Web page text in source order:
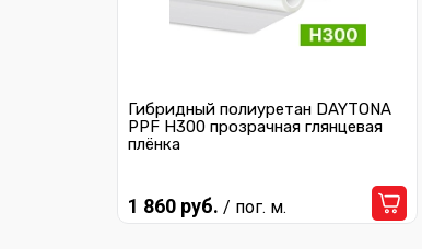
Гибридный полиуретан DAYTONA
PPF H300 прозрачная глянцевая
плёнка
1 860 руб. / пог. м.